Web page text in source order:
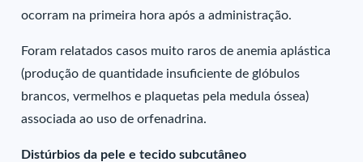
ocorram na primeira hora após a administração.
Foram relatados casos muito raros de anemia aplástica
(produção de quantidade insuficiente de glóbulos
brancos, vermelhos e plaquetas pela medula óssea)
associada ao uso de orfenadrina.
Distúrbios da pele e tecido subcutâneo